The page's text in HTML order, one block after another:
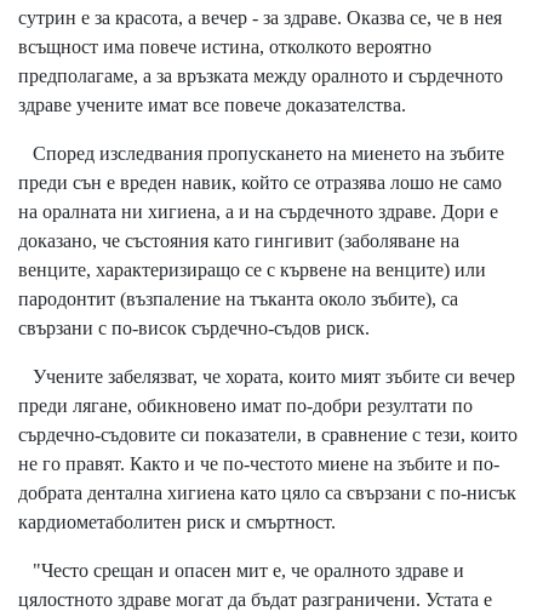
сутрин е за красота, а вечер - за здраве. Оказва се, че в нея
всъщност има повече истина, отколкото вероятно
предполагаме, а за връзката между оралното и сърдечното
здраве учените имат все повече доказателства.
Според изследвания пропускането на миенето на зъбите
преди сън е вреден навик, който се отразява лошо не само
на оралната ни хигиена, а и на сърдечното здраве. Дори е
доказано, че състояния като гингивит (заболяване на
венците, характеризиращо се с кървене на венците) или
пародонтит (възпаление на тъканта около зъбите), са
свързани с по-висок сърдечно-съдов риск.
Учените забелязват, че хората, които мият зъбите си вечер
преди лягане, обикновено имат по-добри резултати по
сърдечно-съдовите си показатели, в сравнение с тези, които
не го правят. Както и че по-честото миене на зъбите и по-
добрата дентална хигиена като цяло са свързани с по-нисък
кардиометаболитен риск и смъртност.
"Често срещан и опасен мит е, че оралното здраве и
цялостното здраве могат да бъдат разграничени. Устата е